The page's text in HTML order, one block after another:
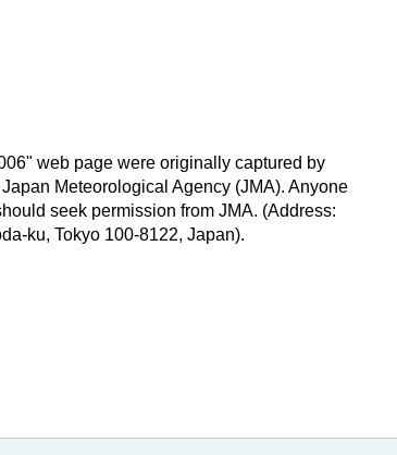
web page were originally captured by
Meteorological Agency (JMA). Anyone
seek permission from JMA. (Address:
ku, Tokyo 100-8122, Japan).